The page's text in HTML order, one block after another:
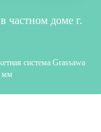
частном доме г.
система Grassawa
мм